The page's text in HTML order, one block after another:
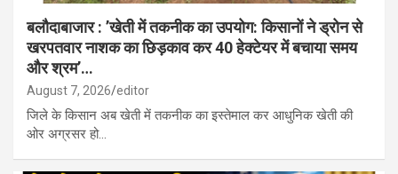
बलौदाबाजार : ’खेती में तकनीक का उपयोग: किसानों ने ड्रोन से
खरपतवार नाशक का छिड़काव कर 40 हेक्टेयर में बचाया समय
और श्रम’…
August 7, 2026 editor
जिले के किसान अब खेती में तकनीक का इस्तेमाल कर आधुनिक खेती की
ओर अग्रसर हो…